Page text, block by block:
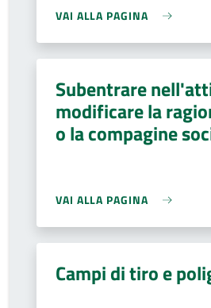
VAI ALLA PAGINA
Subentrare
modificare la
o la compagine
VAI ALLA PAGINA
Campi di tiro e